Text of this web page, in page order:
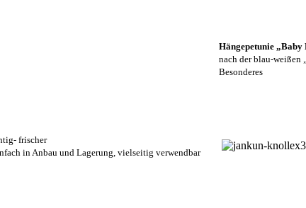
Hängepetunie „Baby
nach der blau-weißen
Besonderes
frischer
in Anbau und Lagerung, vielseitig verwendbar